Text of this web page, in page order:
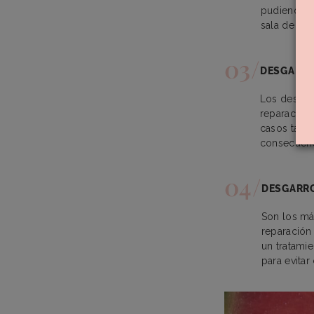
pudiendo
sala de
Los
reparación
casos
Son los
un
para